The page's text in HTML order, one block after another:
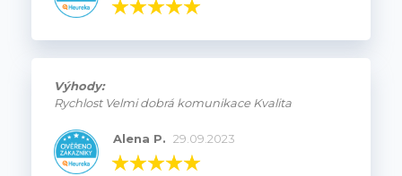
Výhody:
Rychlost Velmi dobrá komunikace Kvalita
Alena P. 29.09.2023